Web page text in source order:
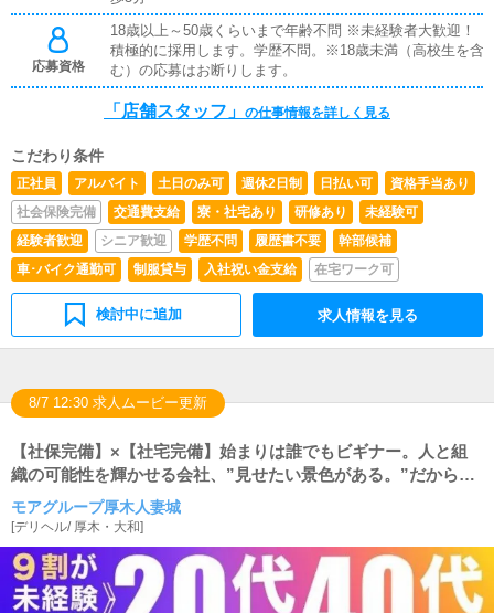
いているキャストの方が稼げるようにインターネットを使
ったPR（写メ日記）などの使い方などのアドバイスを行
っていただきます。■PC更新業務ヘブンネットなど、ポー
タルサイト等の店舗情報更新作業を行っていただきます。
キャストの出勤情報やイベント、求人ブログの作成となり
ます。基本的にはボタンを押すだけや、ブログの更新時に
トの方に快適にお過ごしいただくため、店内の清掃や備品
の管理・補充を行っていただきます。まずは簡単なところ
からスタートしますので急に難しい業務をさせられたりは
ございません。※基本的な業務を覚えて頂ければ、後々は
店長、エリア統括者としての業務を覚えて頂く可能性もあ
ります。
応募資格
18歳以上～50歳くらいまで年齢不問 ※未経験者大歓迎！
積極的に採用します。学歴不問。※18歳未満（高校生を含
む）の応募はお断りします。
「店舗スタッフ」 の仕事情報を詳しく見る
こだわり条件
正社員 アルバイト 土日のみ可 週休2日制 日払い可
資格手当あり
社会保険完備
交通費支給 寮・社宅あり 研修あり
未経験可
経験者歓迎
シニア歓迎 学歴不問 履歴書不要
幹部候補
車･バイク通勤可
制服貸与 入社祝い金支給 在宅ワーク可
検討中に追加 求人情報を見る
8/7 12:30 求人ムービー更新
【社保完備】×【社宅完備】始まりは誰でもビギナー。人と組
織の可能性を輝かせる会社、”見せたい景色がある。”だから成
長できる。
モアグループ厚木人妻城
[デリヘル/ 厚木・大和]